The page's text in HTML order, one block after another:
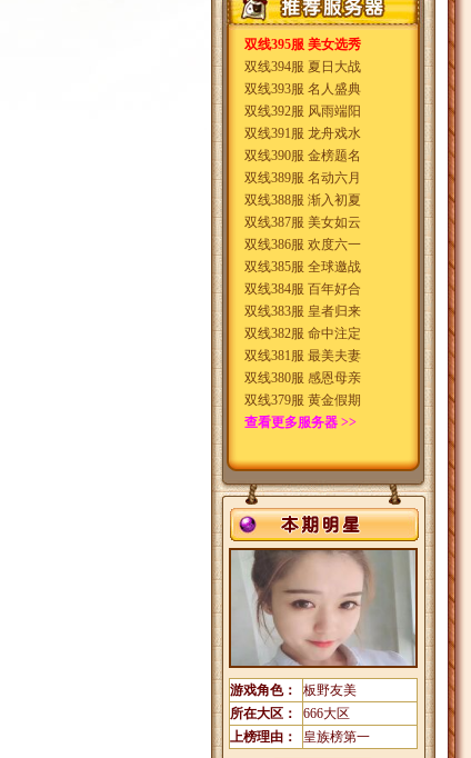
双线395服 美女选秀
双线394服 夏日大战
双线393服 名人盛典
双线392服 风雨端阳
双线391服 龙舟戏水
双线390服 金榜题名
双线389服 名动六月
双线388服 渐入初夏
双线387服 美女如云
双线386服 欢度六一
双线385服 全球邀战
双线384服 百年好合
双线383服 皇者归来
双线382服 命中注定
双线381服 最美夫妻
双线380服 感恩母亲
双线379服 黄金假期
查看更多服务器 >>
游戏角色：
板野友美
所在大区：
666大区
上榜理由：
皇族榜第一